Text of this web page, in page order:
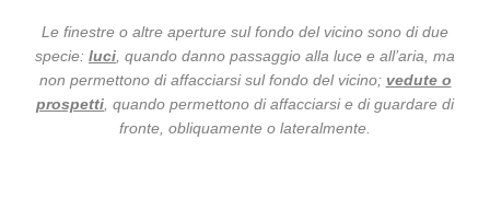
Le finestre o altre aperture sul fondo del vicino sono di due
specie: luci, quando danno passaggio alla luce e all’aria, ma
non permettono di affacciarsi sul fondo del vicino; vedute o
prospetti, quando permettono di affacciarsi e di guardare di
fronte, obliquamente o lateralmente.